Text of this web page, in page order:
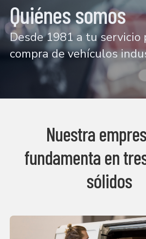
Quiénes somos
Desde 1981 a tu servicio
compra de vehículos
Nuestra
fundamenta en
sólidos